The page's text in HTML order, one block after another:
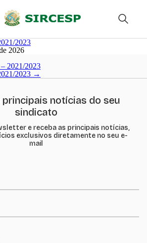
2023
2026
2021/2023
2023 →
principais notícias do seu
sindicato
e receba as principais notícias,
exclusivos diretamente no seu e-
mail